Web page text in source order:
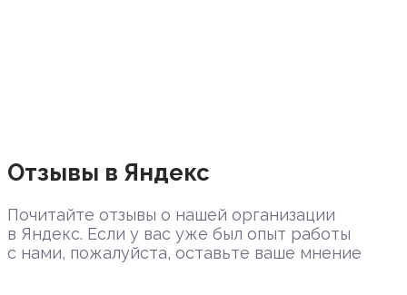
Отзывы в Яндекс
Почитайте отзывы о нашей организации
в Яндекс. Если у вас уже был опыт работы
с нами, пожалуйста, оставьте ваше мнение